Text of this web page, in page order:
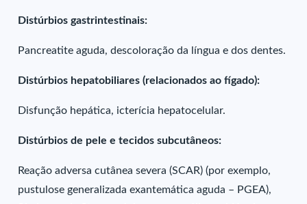
Distúrbios gastrintestinais:
Pancreatite aguda, descoloração da língua e dos dentes.
Distúrbios hepatobiliares (relacionados ao fígado):
Disfunção hepática, icterícia hepatocelular.
Distúrbios de pele e tecidos subcutâneos:
Reação adversa cutânea severa (SCAR) (por exemplo,
pustulose generalizada exantemática aguda – PGEA),